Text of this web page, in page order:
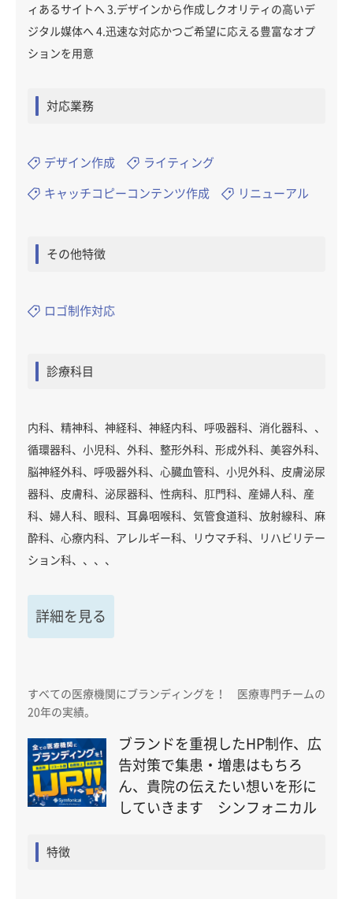
ィあるサイトへ 3.デザインから作成しクオリティの高いデ
ジタル媒体へ 4.迅速な対応かつご希望に応える豊富なオプ
ションを用意
対応業務
デザイン作成 ライティング
キャッチコピーコンテンツ作成 リニューアル
その他特徴
ロゴ制作対応
診療科目
内科、精神科、神経科、神経内科、呼吸器科、消化器科、、
循環器科、小児科、外科、整形外科、形成外科、美容外科、
脳神経外科、呼吸器外科、心臓血管科、小児外科、皮膚泌尿
器科、皮膚科、泌尿器科、性病科、肛門科、産婦人科、産
科、婦人科、眼科、耳鼻咽喉科、気管食道科、放射線科、麻
酔科、心療内科、アレルギー科、リウマチ科、リハビリテー
ション科、、、、
詳細を見る
すべての医療機関にブランディングを！ 医療専門チームの
20年の実績。
ブランドを重視したHP制作、広
告対策で集患・増患はもちろ
ん、貴院の伝えたい想いを形に
していきます シンフォニカル
特徴